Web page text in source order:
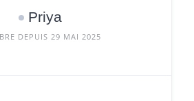
Priya
DEPUIS 29 MAI 2025